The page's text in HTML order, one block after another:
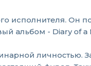
исполнителя. Он
альбом - Diary of a
личностью.